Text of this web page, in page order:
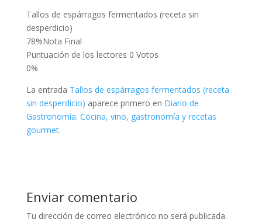
Tallos de espárragos fermentados (receta sin
desperdicio)
78%Nota Final
Puntuación de los lectores 0 Votos
0%
La entrada Tallos de espárragos fermentados (receta
sin desperdicio) aparece primero en Diario de
Gastronomía: Cocina, vino, gastronomía y recetas
gourmet.
Enviar comentario
Tu dirección de correo electrónico no será publicada.